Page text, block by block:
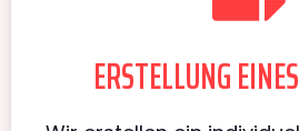
ERSTELLUNG